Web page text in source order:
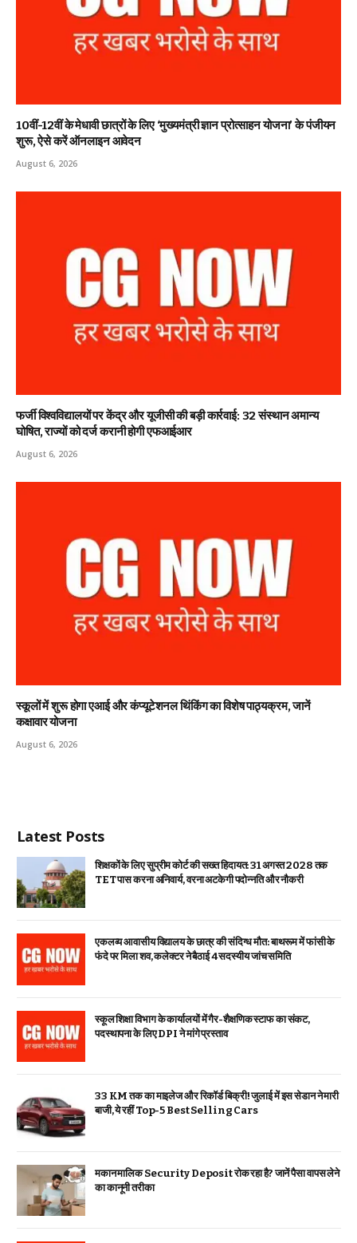
10वीं-12वीं के मेधावी छात्रों के लिए ‘मुख्यमंत्री ज्ञान प्रोत्साहन योजना’ के पंजीयन
शुरू, ऐसे करें ऑनलाइन आवेदन
August 6, 2026
फर्जी विश्वविद्यालयों पर केंद्र और यूजीसी की बड़ी कार्रवाई: 32 संस्थान अमान्य
घोषित, राज्यों को दर्ज करानी होगी एफआईआर
August 6, 2026
स्कूलों में शुरू होगा एआई और कंप्यूटेशनल थिंकिंग का विशेष पाठ्यक्रम, जानें
कक्षावार योजना
August 6, 2026
Latest Posts
शिक्षकों के लिए सुप्रीम कोर्ट की सख्त हिदायत: 31 अगस्त 2028 तक
TET पास करना अनिवार्य, वरना अटकेगी पदोन्नति और नौकरी
एकलव्य आवासीय विद्यालय के छात्र की संदिग्ध मौत: बाथरूम में फांसी के
फंदे पर मिला शव, कलेक्टर ने बैठाई 4 सदस्यीय जांच समिति
स्कूल शिक्षा विभाग के कार्यालयों में गैर-शैक्षणिक स्टाफ का संकट,
पदस्थापना के लिए DPI ने मांगे प्रस्ताव
33 KM तक का माइलेज और रिकॉर्ड बिक्री! जुलाई में इस सेडान ने मारी
बाजी, ये रहीं Top-5 Best Selling Cars
मकान मालिक Security Deposit रोक रहा है? जानें पैसा वापस लेने
का कानूनी तरीका